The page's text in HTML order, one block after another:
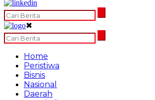
✖
Home
Peristiwa
Bisnis
Nasional
Daerah